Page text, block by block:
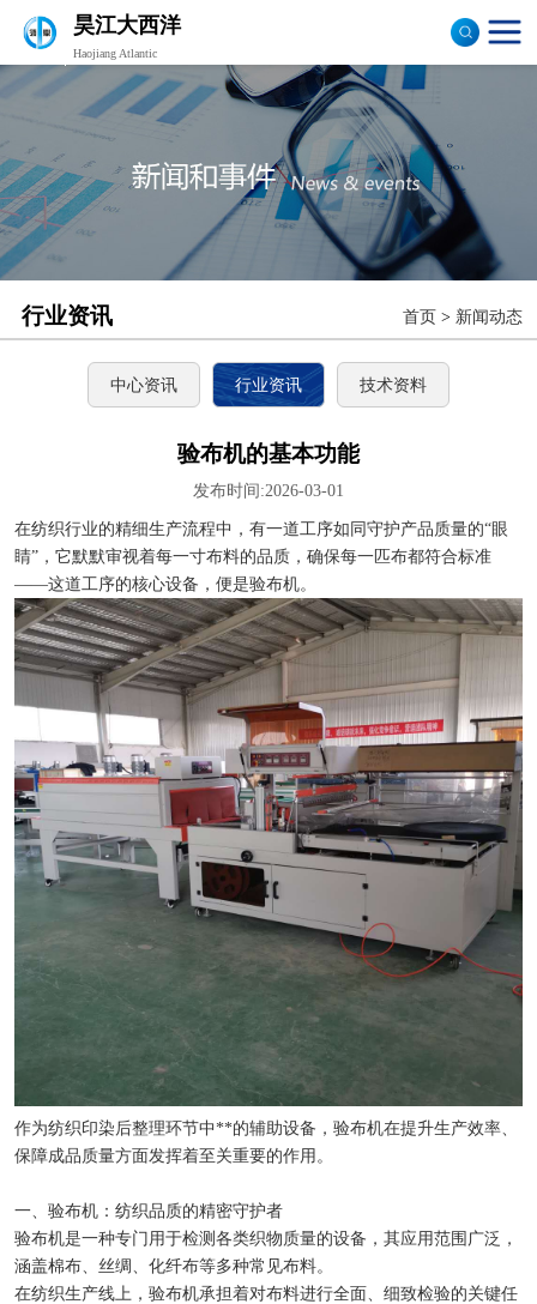
昊江大西洋
Haojiang Atlantic
行业资讯 首页 > 新闻动态
中心资讯 行业资讯 技术资料
验布机的基本功能
发布时间:2026-03-01
在纺织行业的精细生产流程中，有一道工序如同守护产品质量的“眼
睛”，它默默审视着每一寸布料的品质，确保每一匹布都符合标准
——这道工序的核心设备，便是验布机。
作为纺织印染后整理环节中**的辅助设备，验布机在提升生产效率、
保障成品质量方面发挥着至关重要的作用。
一、验布机：纺织品质的精密守护者
验布机是一种专门用于检测各类织物质量的设备，其应用范围广泛，
涵盖棉布、丝绸、化纤布等多种常见布料。
在纺织生产线上，验布机承担着对布料进行全面、细致检验的关键任
验布机
打卷机
切边机
布匹包装机